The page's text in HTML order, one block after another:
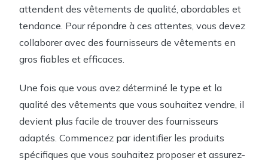
attendent des vêtements de qualité, abordables et
tendance. Pour répondre à ces attentes, vous devez
collaborer avec des fournisseurs de vêtements en
gros fiables et efficaces.
Une fois que vous avez déterminé le type et la
qualité des vêtements que vous souhaitez vendre, il
devient plus facile de trouver des fournisseurs
adaptés. Commencez par identifier les produits
spécifiques que vous souhaitez proposer et assurez-